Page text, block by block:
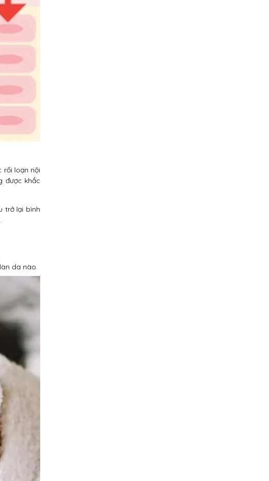
rối loạn nội
được khắc
trở lại bình
da nào.